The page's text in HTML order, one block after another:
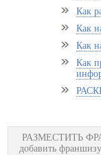
Как
Как
Как
Как
РАЗМЕСТИТЬ
добавить